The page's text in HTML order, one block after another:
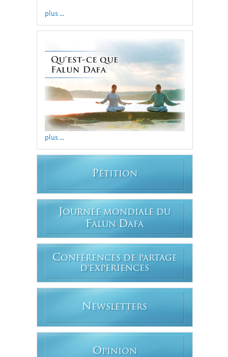
plus ...
plus ...
PÉTITION
JOURNÉE MONDIALE DU
FALUN DAFA
CONFÉRENCES DE PARTAGE
D'EXPERIENCES
N EWSLETTERS
OPINION